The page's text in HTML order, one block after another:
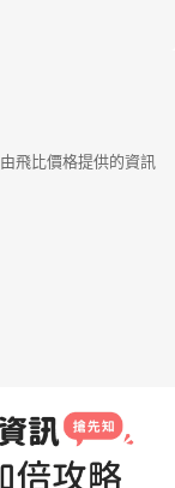
由飛比價格提供的資訊